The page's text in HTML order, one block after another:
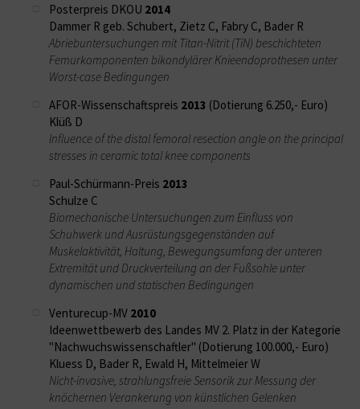
Posterpreis DKOU 2014
Dammer R geb. Schubert, Zietz C, Fabry C, Bader R
Abriebuntersuchungen mit Titan-Nitrit (TiN) beschichteten
Femurkomponenten bikondylärer Knieendoprothesen unter
Worst-case Bedingungen
AFOR-Wissenschaftspreis 2013 (Dotierung 6.250,- Euro)
Klüß D
Influence of the distal femoral resection angle on the principal
stresses in ceramic total knee components
Paul-Schürmann-Preis 2013
Schulze C
Biomechanische Untersuchungen zum Einfluss von
Schuhwerk und Ausrüstungsgegenständen auf
Muskelaktivität, Haltung, Bewegungsumfang der unteren
Extremität und Druckverteilung an der Fußsohle unter
dynamischen und statischen Bedingungen
Venturecup-MV 2010
Ideenwettbewerb des Landes MV 2. Platz in der Kategorie
"Nachwuchswissenschaftler" (Dotierung 100.000,- Euro)
Kluess D, Bader R, Ewald H, Mittelmeier W
Nicht-invasive, strahlungsfreie Sensorik zur Messung der
knöchernen Verankerung von künstlichen Gelenken